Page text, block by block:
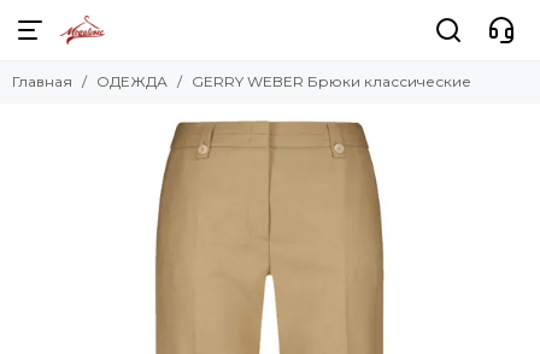
Главная ОДЕЖДА GERRY WEBER Брюки классические